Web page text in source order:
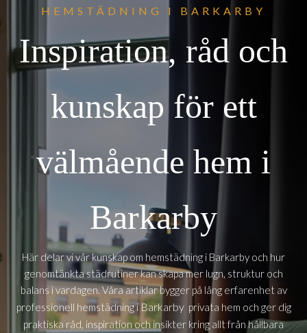
HEMSTÄDNING I BARKARBY
Inspiration, råd och
kunskap för ett
välmående hem i
Barkarby
Här delar vi vår kunskap om hemstädning i Barkarby och hur
genomtänkta städrutiner kan skapa mer lugn, struktur och
balans i vardagen. Våra artiklar bygger på lång erfarenhet av
professionell hemstädning i Barkarby privata hem och ger dig
praktiska råd, inspiration och insikter kring allt från hållbara